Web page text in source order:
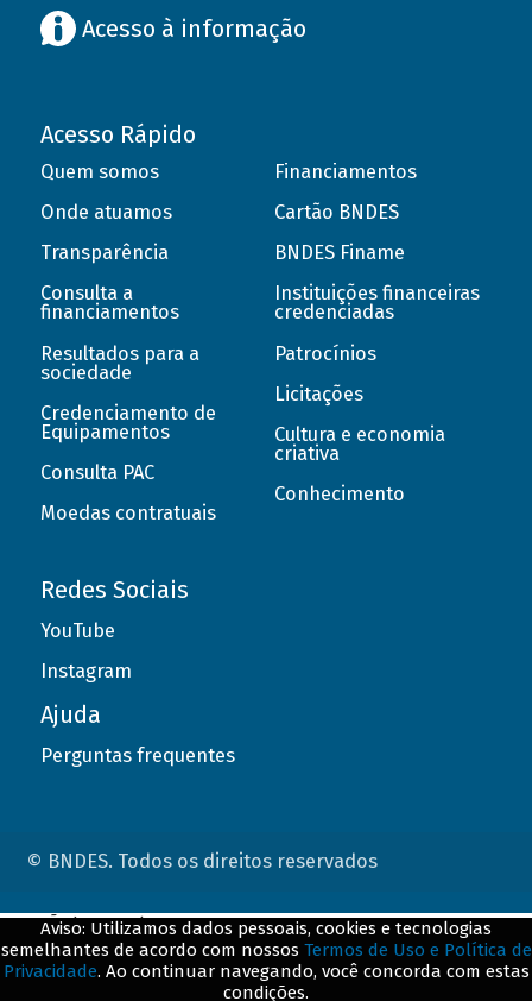
Acesso à informação
Acesso Rápido
Quem somos
Onde atuamos
Transparência
Consulta a
financiamentos
Resultados para a
sociedade
Credenciamento de
Equipamentos
Consulta PAC
Moedas contratuais
Financiamentos
Cartão BNDES
BNDES Finame
Instituições financeiras
credenciadas
Patrocínios
Licitações
Cultura e economia
criativa
Conhecimento
Redes Sociais
YouTube
Instagram
Ajuda
Perguntas frequentes
© BNDES. Todos os direitos reservados
Aviso: Utilizamos dados pessoais, cookies e tecnologias
semelhantes de acordo com nossos Termos de Uso e Política de
Privacidade. Ao continuar navegando, você concorda com estas
condições.
ConteÃºdo complementar
${title}${badge}